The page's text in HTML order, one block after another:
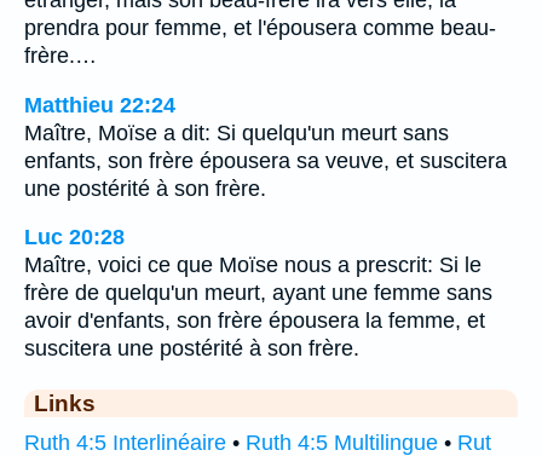
prendra pour femme, et l'épousera comme beau-
frère.…
Matthieu 22:24
Maître, Moïse a dit: Si quelqu'un meurt sans
enfants, son frère épousera sa veuve, et suscitera
une postérité à son frère.
Luc 20:28
Maître, voici ce que Moïse nous a prescrit: Si le
frère de quelqu'un meurt, ayant une femme sans
avoir d'enfants, son frère épousera la femme, et
suscitera une postérité à son frère.
Links
Ruth 4:5 Interlinéaire • Ruth 4:5 Multilingue • Rut